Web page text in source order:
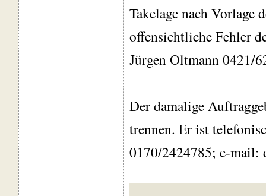
Takelage nach
offensichtliche Fehler
Jürgen Oltmann 0421/
Der damalige
trennen. Er ist
0170/2424785; e-mail: